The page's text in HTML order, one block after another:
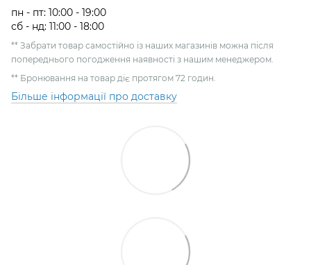
пн - пт: 10:00 - 19:00
сб - нд: 11:00 - 18:00
** Забрати товар самостійно із наших магазинів можна після
попереднього погодження наявності з нашим менеджером.
** Бронювання на товар діє протягом 72 годин.
Більше інформації про доставку